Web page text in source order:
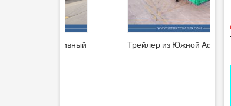
Трейлер из Южной Африки